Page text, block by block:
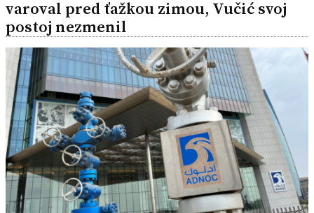
varoval pred ťažkou zimou, Vučić svoj
postoj nezmenil